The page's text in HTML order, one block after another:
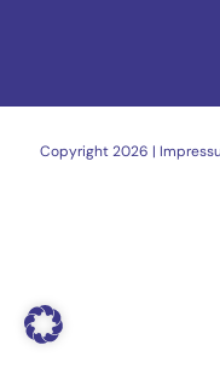
Copyright2026 |